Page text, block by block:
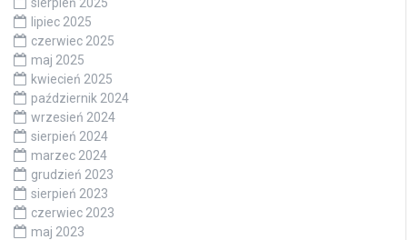
lipiec 2025
czerwiec 2025
maj 2025
kwiecień 2025
październik 2024
wrzesień 2024
sierpień 2024
marzec 2024
grudzień 2023
sierpień 2023
czerwiec 2023
maj 2023